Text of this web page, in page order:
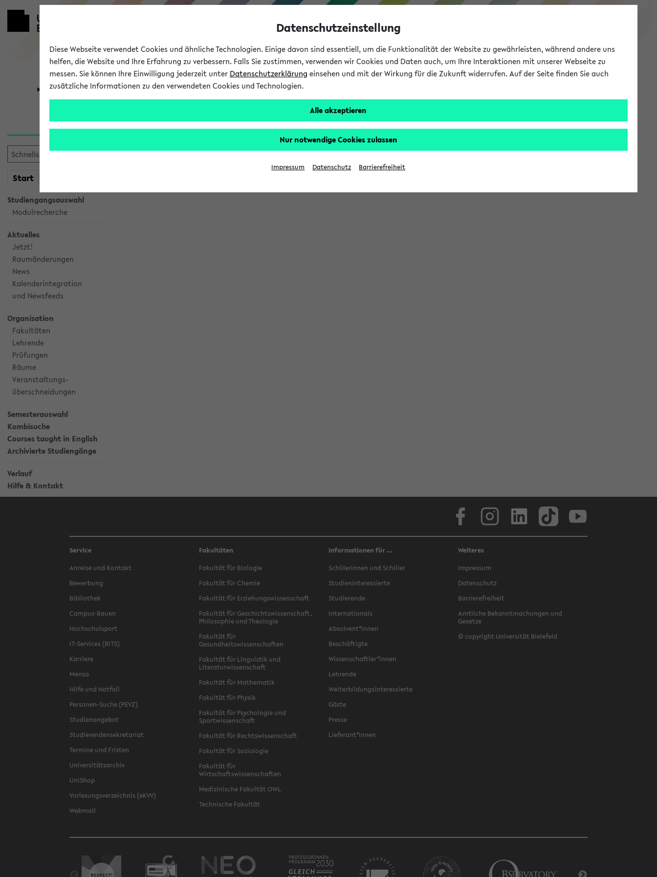
eKVV
Universität Forschung Studium
Start
Studiengangsauswahl
Modulrecherche
Aktuelles
Jetzt!
Raumänderungen
News
Kalenderintegration
und Newsfeeds
Organisation
Fakultäten
Lehrende
Prüfungen
Räume
Veranstaltungs-
überschneidungen
Semesterauswahl
Kombisuche
Courses taught in English
Archivierte Studiengänge
Verlauf
Hilfe & Kontakt
Verlauf
Service
Anreise und Kontakt
Bewerbung
Bibliothek
Campus-Bauen
Hochschulsport
IT-Services (BITS)
Karriere
Mensa
Hilfe und Notfall
Personen-Suche (PEVZ)
Studienangebot
Studierendensekretariat
Termine und Fristen
Universitätsarchiv
UniShop
Vorlesungsverzeichnis (eKVV)
Webmail
Fakultäten
Fakultät für Biologie
Fakultät für Chemie
Fakultät für Erziehungswissenschaft
Fakultät für Geschichtswissenschaft,
Philosophie und Theologie
Fakultät für
Gesundheitswissenschaften
Fakultät für Linguistik und
Literaturwissenschaft
Fakultät für Mathematik
Fakultät für Physik
Fakultät für Psychologie und
Sportwissenschaft
Fakultät für Rechtswissenschaft
Fakultät für Soziologie
Fakultät für
Wirtschaftswissenschaften
Medizinische Fakultät OWL
Technische Fakultät
Informationen für ...
Schülerinnen und Schüler
Studieninteressierte
Studierende
Internationals
Absolvent*innen
Beschäftigte
Wissenschaftler*innen
Lehrende
Weiterbildungsinteressierte
Gäste
Presse
Lieferant*innen
Weiteres
Impressum
Datenschutz
Barrierefreiheit
Amtliche Bekanntmachungen und
Gesetze
© copyright Universität Bielefeld
Datenschutzeinstellung
Diese Webseite verwendet Cookies und ähnliche Technologien. Einige davon sind essentiell, um die Funktionalität der Website zu gewährleisten, während andere uns
helfen, die Website und Ihre Erfahrung zu verbessern. Falls Sie zustimmen, verwenden wir Cookies und Daten auch, um Ihre Interaktionen mit unserer Webseite zu
messen. Sie können Ihre Einwilligung jederzeit unter Datenschutzerklärung einsehen und mit der Wirkung für die Zukunft widerrufen. Auf der Seite finden Sie auch
zusätzliche Informationen zu den verwendeten Cookies und Technologien.
Alle akzeptieren
Nur notwendige Cookies zulassen
Impressum Datenschutz Barrierefreiheit